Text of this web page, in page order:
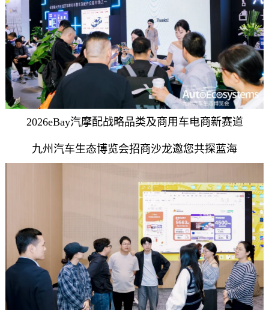
2026eBay汽摩配战略品类及商用车电商新赛道
九州汽车生态博览会招商沙龙邀您共探蓝海